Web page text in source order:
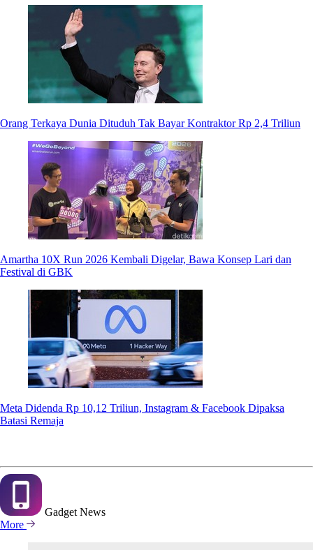
Orang Terkaya Dunia Dituduh Tak Bayar Kontraktor Rp 2,4 Triliun
Amartha 10X Run 2026 Kembali Digelar, Bawa Konsep Lari dan
Festival di GBK
Meta Didenda Rp 10,12 Triliun, Instagram & Facebook Dipaksa
Batasi Remaja
GadgetNews
More